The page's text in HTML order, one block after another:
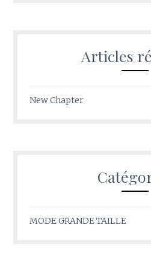
Articles
New Chapter
MODE GRANDE TAILLE